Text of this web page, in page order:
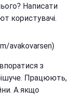
Написати
користувачі.
avakovarsen)
з
Працюють,
А якщо